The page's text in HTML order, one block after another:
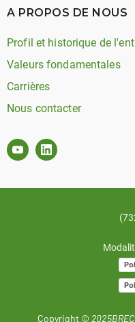
A PROPOS DE NOUS
Profil et historique de
Valeurs fondamentales
Carrières
Nous contacter
Copyright ©